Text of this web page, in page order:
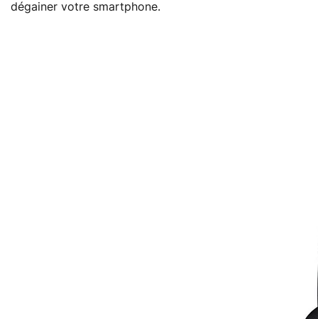
dégainer votre smartphone.